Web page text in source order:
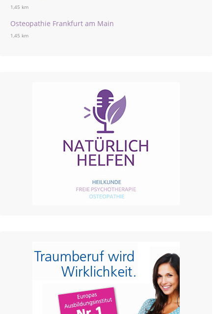
1,45 km
Osteopathie Frankfurt am Main
1,45 km